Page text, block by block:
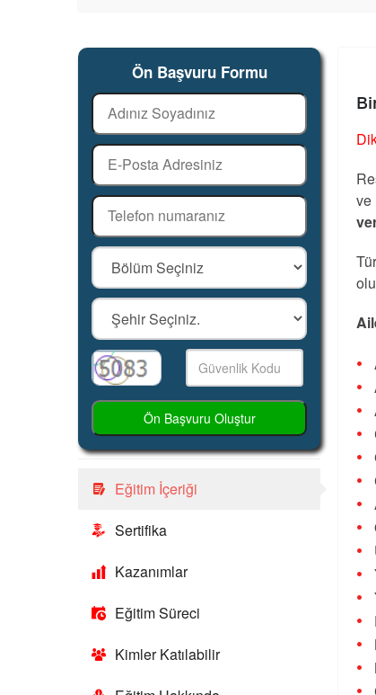
Ön Başvuru Formu
Ön Başvuru Oluştur
Eğitim İçeriği
Sertifika
Kazanımlar
Eğitim Süreci
Kimler Katılabilir
ve